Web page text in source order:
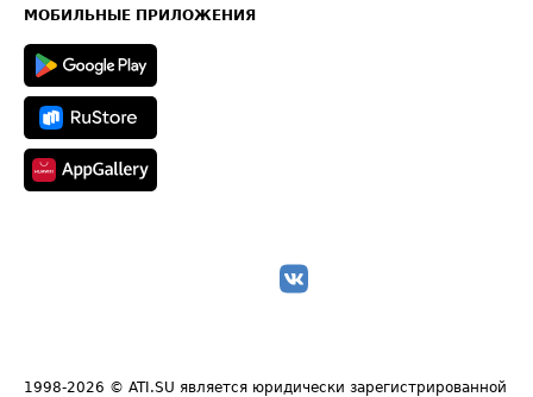
Техническая информация
МОБИЛЬНЫЕ ПРИЛОЖЕНИЯ
1998-2026 © ATI.SU является юридически зарегистрированной